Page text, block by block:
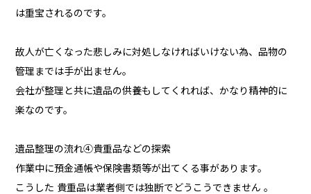
は重宝されるのです。
故人が亡くなった悲しみに対処しなければいけない為、品物の
管理までは手が出ません。
会社が整理と共に遺品の供養もしてくれれば、かなり精神的に
楽なのです。
遺品整理の流れ④貴重品などの探索
作業中に預金通帳や保険書類等が出てくる事があります。
こうした 貴重品は業者側では独断でどうこうできません 。